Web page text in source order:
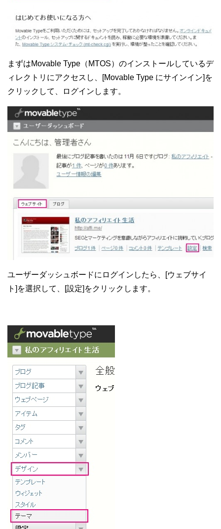
まずはMovable Type（MTOS）のインストールしているデ
ィレクトリにアクセスし、[Movable Type にサインイン]を
クリックして、ログインします。
ユーザーダッシュボードにログインしたら、[ウェブサイ
ト]を選択して、[設定]をクリックします。